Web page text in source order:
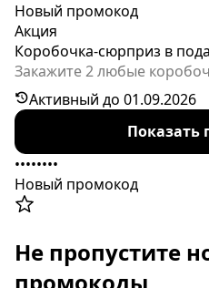
Новый промокод
Акция
Коробочка-сюрприз в
Закажите 2 любые
коробочку-сюрприз в
ограниченное количество
Активный до 01.09.2026
Показать
••••••••
Новый промокод
Не пропустите
промокоды